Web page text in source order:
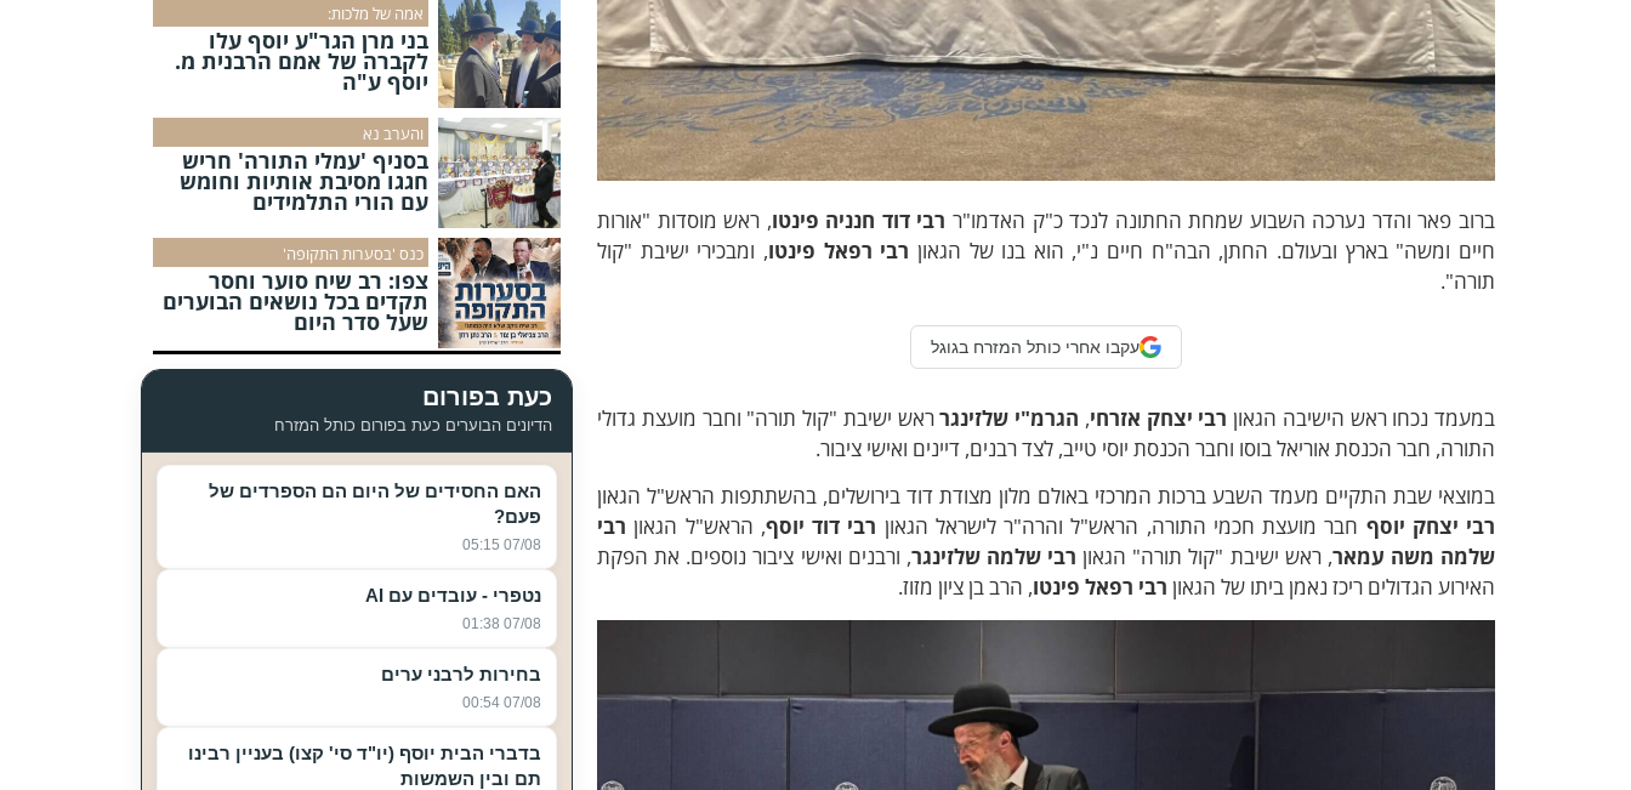
ברוב פאר והדר נערכה השבוע שמחת החתונה לנכד כ"ק האדמו"ר רבי דוד חנניה פינטו, ראש מוסדות "אורות
חיים ומשה" בארץ ובעולם. החתן, הבה"ח חיים נ"י, הוא בנו של הגאון רבי רפאל פינטו, ומבכירי ישיבת "קול
תורה".
עקבו אחרי כותל המזרח בגוגל
במעמד נכחו ראש הישיבה הגאון רבי יצחק אזרחי, הגרמ"י שלזינגרראש ישיבת "קול תורה" וחבר מועצת גדולי
התורה, חבר הכנסת אוריאל בוסו וחבר הכנסת יוסי טייב, לצד רבנים, דיינים ואישי ציבור.
במוצאי שבת התקיים מעמד השבע ברכות המרכזי באולם מלון מצודת דוד בירושלים, בהשתתפות הראש"ל הגאון
רבי יצחק יוסף חבר מועצת חכמי התורה, הראש"ל והרה"ר לישראל הגאון רבי דוד יוסף, הראש"ל הגאון רבי
שלמה משה עמאר, ראש ישיבת "קול תורה" הגאון רבי שלמה שלזינגר, ורבנים ואישי ציבור נוספים. את הפקת
האירוע הגדולים ריכז נאמן ביתו של הגאון רבי רפאל פינטו, הרב בן ציון מזוז.
אמה של מלכות:
בני מרן הגר"ע יוסף עלו
לקברה של אמם הרבנית מ.
יוסף ע"ה
והערב נא
בסניף 'עמלי התורה' חריש
חגגו מסיבת אותיות וחומש
עם הורי התלמידים
כנס 'בסערות התקופה'
צפו: רב שיח סוער וחסר
תקדים בכל נושאים הבוערים
שעל סדר היום
כעת בפורום
הדיונים הבוערים כעת בפורום כותל המזרח
האם החסידים של היום הם הספרדים של
פעם?
07/08 05:15
נטפרי - עובדים עם AI
07/08 01:38
בחירות לרבני ערים
07/08 00:54
בדברי הבית יוסף (יו"ד סי' קצו) בעניין רבינו
תם ובין השמשות